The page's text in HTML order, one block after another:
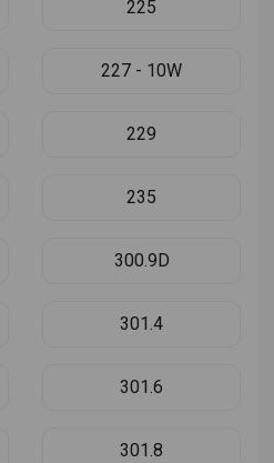
225
227 - 10W
229
235
300.9D
301.4
301.6
301.8